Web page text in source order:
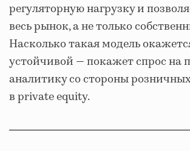
регуляторную нагрузку и
весь рынок, а не только
Насколько такая модель
устойчивой — покажет спрос на
аналитику со стороны
в private equity.